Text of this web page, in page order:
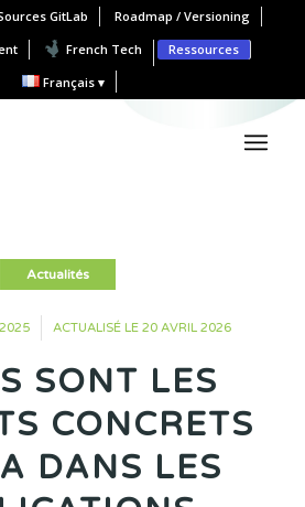
GitLab
Roadmap / Versioning
French Tech
Ressources
Français
Actualités
ACTUALISÉ LE 20 AVRIL 2026
SONT LES
CONCRETS
DANS LES